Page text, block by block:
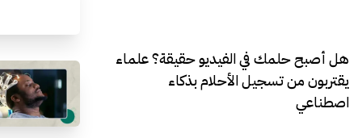
هل أصبح حلمك في الفيديو حقيقة؟ علماء
يقتربون من تسجيل الأحلام بذكاء
اصطناعي